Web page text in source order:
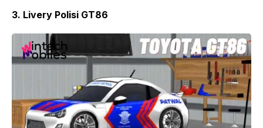
3. Livery Polisi GT86